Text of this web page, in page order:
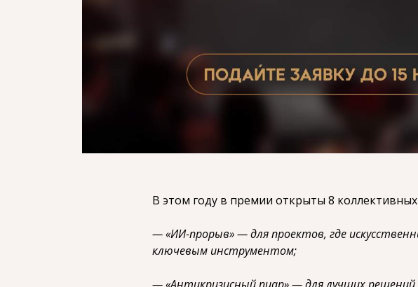
В этом году в премии открыты 8
— «ИИ-прорыв» — для проектов, где
ключевым инструментом;